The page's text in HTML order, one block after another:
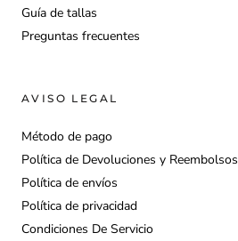
Guía de tallas
Preguntas frecuentes
AVISO LEGAL
Método de pago
Política de Devoluciones y Reembolsos
Política de envíos
Política de privacidad
Condiciones De Servicio